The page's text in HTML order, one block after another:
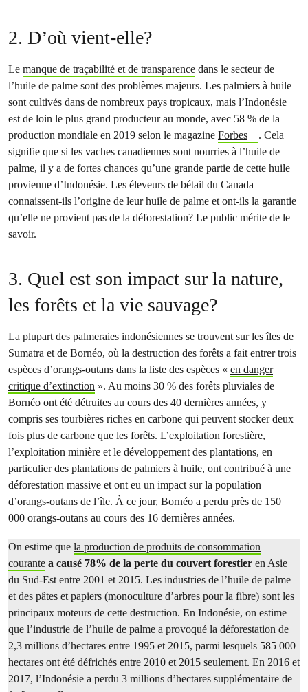
2. D’où vient-elle?
Le manque de traçabilité et de transparence dans le secteur de
l’huile de palme sont des problèmes majeurs. Les palmiers à huile
sont cultivés dans de nombreux pays tropicaux, mais l’Indonésie
est de loin le plus grand producteur au monde, avec 58 % de la
production mondiale en 2019 selon le magazine Forbes
. Cela
signifie que si les vaches canadiennes sont nourries à l’huile de
palme, il y a de fortes chances qu’une grande partie de cette huile
provienne d’Indonésie. Les éleveurs de bétail du Canada
connaissent-ils l’origine de leur huile de palme et ont-ils la garantie
qu’elle ne provient pas de la déforestation? Le public mérite de le
savoir.
3. Quel est son impact sur la nature,
les forêts et la vie sauvage?
La plupart des palmeraies indonésiennes se trouvent sur les îles de
Sumatra et de Bornéo, où la destruction des forêts a fait entrer trois
espèces d’orangs-outans dans la liste des espèces « en danger
critique d’extinction ». Au moins 30 % des forêts pluviales de
Bornéo ont été détruites au cours des 40 dernières années, y
compris ses tourbières riches en carbone qui peuvent stocker deux
fois plus de carbone que les forêts. L’exploitation forestière,
l’exploitation minière et le développement des plantations, en
particulier des plantations de palmiers à huile, ont contribué à une
déforestation massive et ont eu un impact sur la population
d’orangs-outans de l’île. À ce jour, Bornéo a perdu près de 150
000 orangs-outans au cours des 16 dernières années.
On estime que la production de produits de consommation
courante a causé 78% de la perte du couvert forestier en Asie
du Sud-Est entre 2001 et 2015. Les industries de l’huile de palme
et des pâtes et papiers (monoculture d’arbres pour la fibre) sont les
principaux moteurs de cette destruction. En Indonésie, on estime
que l’industrie de l’huile de palme a provoqué la déforestation de
2,3 millions d’hectares entre 1995 et 2015, parmi lesquels 585 000
hectares ont été défrichés entre 2010 et 2015 seulement. En 2016 et
2017, l’Indonésie a perdu 3 millions d’hectares supplémentaire de